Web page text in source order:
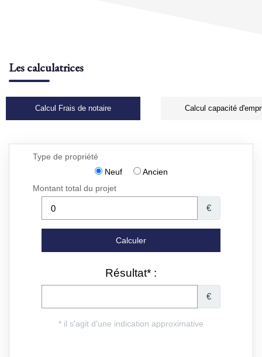
Les calculatrices
Calcul Frais de notaire Calcul capacité